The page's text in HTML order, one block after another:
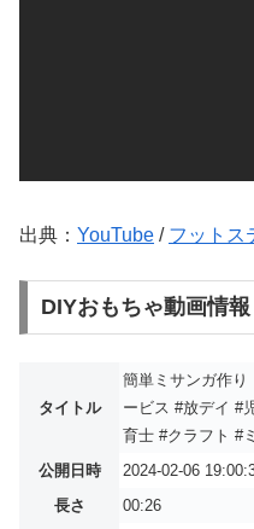
出典： YouTube / フットス
DIYおもちゃ動画情報
タイトル
簡単ミサンガ作
ービス #放デイ #
育士 #クラフト #
公開日時
2024-02-06
長さ
00:26